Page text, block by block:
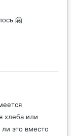
🤗
хлеба или
это вместо